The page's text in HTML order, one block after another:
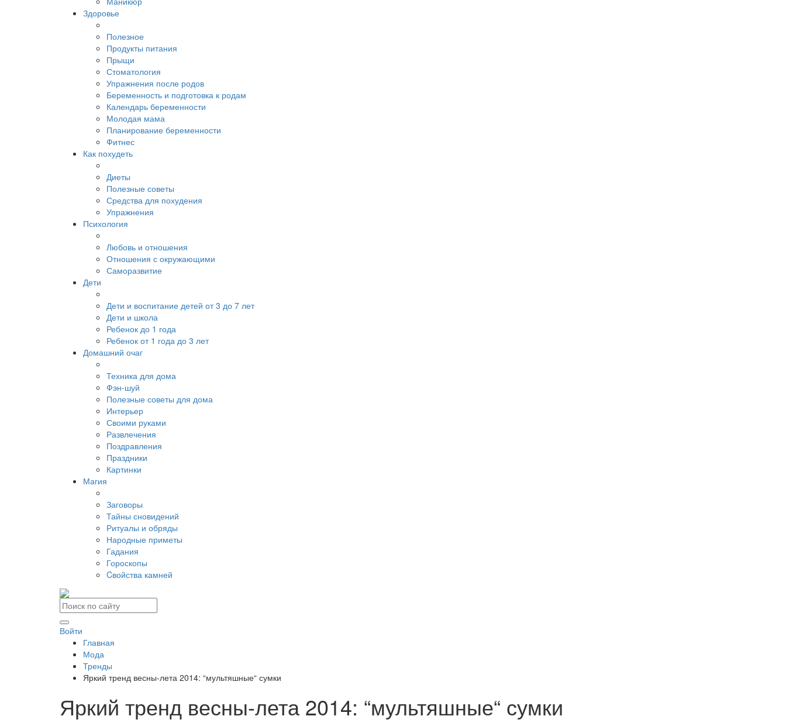
Здоровье
Полезное
Продукты питания
Прыщи
Стоматология
Упражнения после родов
Беременность и подготовка к родам
Календарь беременности
Молодая мама
Планирование беременности
Фитнес
Как похудеть
Диеты
Полезные советы
Средства для похудения
Упражнения
Психология
Любовь и отношения
Отношения с окружающими
Саморазвитие
Дети
Дети и воспитание детей от 3 до 7 лет
Дети и школа
Ребенок до 1 года
Ребенок от 1 года до 3 лет
Домашний очаг
Техника для дома
Фэн-шуй
Полезные советы для дома
Интерьер
Своими руками
Развлечения
Поздравления
Праздники
Картинки
Магия
Заговоры
Тайны сновидений
Ритуалы и обряды
Народные приметы
Гадания
Гороскопы
Cвойства камней
Войти
Главная
Мода
Тренды
Яркий тренд весны-лета 2014: “мультяшные“ сумки
Яркий тренд весны-лета 2014: “мультяшные“ сумки